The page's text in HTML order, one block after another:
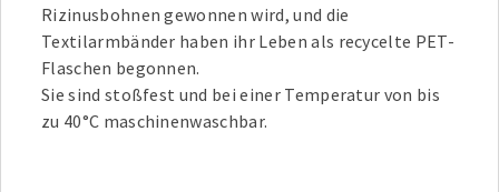
Rizinusbohnen gewonnen wird, und die
Textilarmbänder haben ihr Leben als recycelte PET-
Flaschen begonnen.
Sie sind stoßfest und bei einer Temperatur von bis
zu 40°C maschinenwaschbar.